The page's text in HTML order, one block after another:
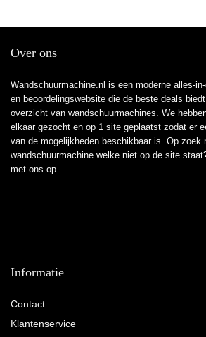
Over ons
Wandschuurmachine.nl is een moderne alles-
en beoordelingswebsite die de beste deals
overzicht van wandschuurmachines. We
elkaar gezocht en op 1 site geplaatst zodat er
van de mogelijkheden beschikbaar is. Op zoek
wandschuurmachine welke niet op de site
met ons op.
Informatie
Contact
Klantenservice